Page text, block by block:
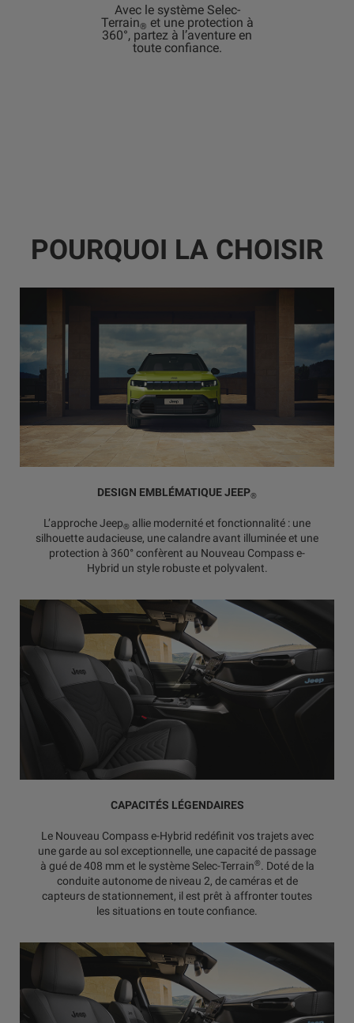
Avec le système Selec-
Terrain® et une protection à
360°, partez à l’aventure en
toute confiance.
POURQUOI LA CHOISIR
DESIGN EMBLÉMATIQUE JEEP®
L’approche Jeep® allie modernité et fonctionnalité : une
silhouette audacieuse, une calandre avant illuminée et une
protection à 360° confèrent au Nouveau Compass e-
Hybrid un style robuste et polyvalent.
CAPACITÉS LÉGENDAIRES
Le Nouveau Compass e-Hybrid redéfinit vos trajets avec
une garde au sol exceptionnelle, une capacité de passage
à gué de 408 mm et le système Selec-Terrain®. Doté de la
conduite autonome de niveau 2, de caméras et de
capteurs de stationnement, il est prêt à affronter toutes
les situations en toute confiance.